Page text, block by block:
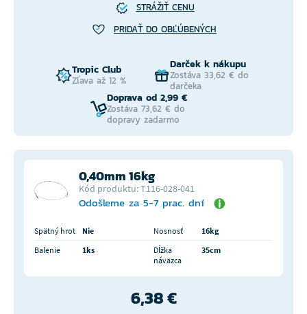
STRÁŽIŤ CENU
PRIDAŤ DO OBĽÚBENÝCH
Tropic Club
Zľava až 12 %
Darček k nákupu
Zostáva 33,62 € do
darčeka
Doprava od 2,99 €
Zostáva 73,62 € do
dopravy zadarmo
0,40mm 16kg
Kód produktu: T116-028-041
Odošleme za 5-7 prac. dní
Spätný hrot Nie Nosnosť
16kg
Balenie
1ks
Dĺžka
náväzca
35cm
6,38 €